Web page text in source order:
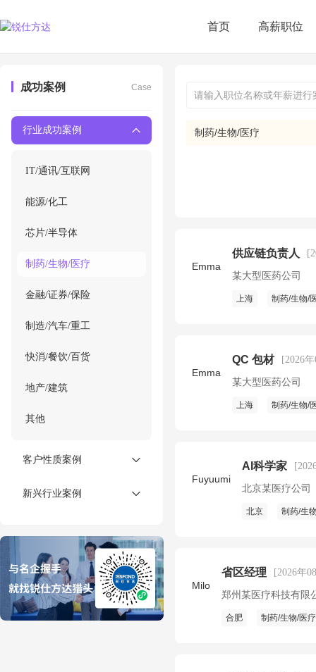
首页 高薪职位
成功案例 Case
行业成功案例
IT/通讯/互联网
能源/化工
芯片/半导体
制药/生物/医疗
金融/证券/保险
制造/汽车/重工
快消/餐饮/百货
地产/建筑
其他
客户性质案例
新兴行业案例
制药/生物/医疗
Emma
供应链负责人
某大型医药公司
上海 制药/生物/
Emma
QC 包材 [2026
某大型医药公司
上海 制药/生物/
Fuyuumi
AI科学家
北京某医疗公司
北京 制药/生
Milo
省区经理 [2026年
郑州某医疗科技有限
合肥 制药/生物/医疗